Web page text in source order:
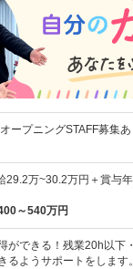
ープニングSTAFF募集
29.2万~30.2万円＋賞与
～540万円
得ができる！残業20h以
るようサポートをします。